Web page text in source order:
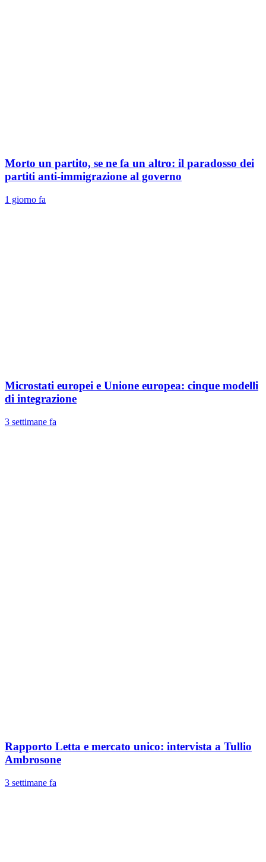
Morto un partito, se ne fa un altro: il paradosso dei
partiti anti-immigrazione al governo
1 giorno fa
Microstati europei e Unione europea: cinque modelli
di integrazione
3 settimane fa
Rapporto Letta e mercato unico: intervista a Tullio
Ambrosone
3 settimane fa